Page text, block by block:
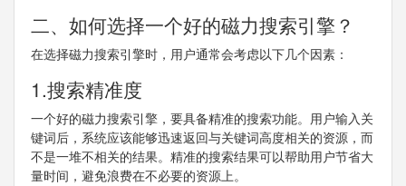
二、如何选择一个好的磁力搜索引擎？
在选择磁力搜索引擎时，用户通常会考虑以下几个因素：
1.搜索精准度
一个好的磁力搜索引擎，要具备精准的搜索功能。用户输入关
键词后，系统应该能够迅速返回与关键词高度相关的资源，而
不是一堆不相关的结果。精准的搜索结果可以帮助用户节省大
量时间，避免浪费在不必要的资源上。